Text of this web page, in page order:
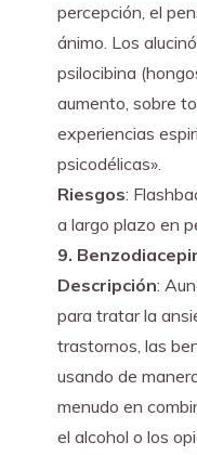
percepción, el
ánimo. Los
psilocibina
aumento, sobre
experiencias
psicodélicas».
Riesgos:
a largo plazo en
9.
Descripción:
para tratar la
trastornos, las
usando de
menudo en
el alcohol o los